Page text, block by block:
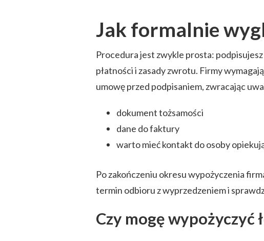
Jak formalnie
Procedura jest zwykle prosta:
płatności i zasady zwrotu. Firmy
umowę przed podpisaniem, zwracając
dokument tożsamości
dane do faktury
warto mieć kontakt do osoby
Po zakończeniu okresu wypożyczenia
termin odbioru z wyprzedzeniem i
Czy mogę wypożyczyć